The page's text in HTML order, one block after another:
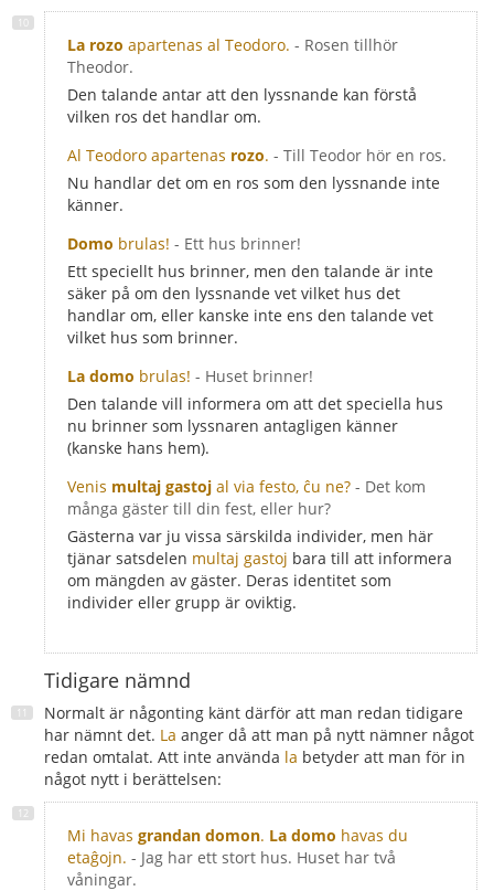
La rozo apartenas al Teodoro. - Rosen tillhör
Theodor.
Den talande antar att den lyssnande kan förstå
vilken ros det handlar om.
Al Teodoro apartenas rozo. - Till Teodor hör en ros.
Nu handlar det om en ros som den lyssnande inte
känner.
Domo brulas! - Ett hus brinner!
Ett speciellt hus brinner, men den talande är inte
säker på om den lyssnande vet vilket hus det
handlar om, eller kanske inte ens den talande vet
vilket hus som brinner.
La domo brulas! - Huset brinner!
Den talande vill informera om att det speciella hus
nu brinner som lyssnaren antagligen känner
(kanske hans hem).
Venis multaj gastoj al via festo, ĉu ne? - Det kom
många gäster till din fest, eller hur?
Gästerna var ju vissa särskilda individer, men här
tjänar satsdelen multaj gastoj bara till att informera
om mängden av gäster. Deras identitet som
individer eller grupp är oviktig.
Tidigare nämnd
Normalt är någonting känt därför att man redan tidigare
har nämnt det. La anger då att man på nytt nämner något
redan omtalat. Att inte använda la betyder att man för in
något nytt i berättelsen:
Mi havas grandan domon. La domo havas du
etaĝojn. - Jag har ett stort hus. Huset har två
våningar.